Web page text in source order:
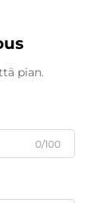
pian.
0/100